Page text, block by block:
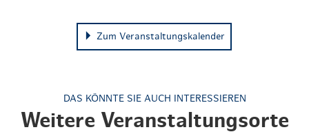
Zum Veranstaltungskalender
DAS KÖNNTE SIE AUCH INTERESSIEREN
Weitere Veranstaltungsorte